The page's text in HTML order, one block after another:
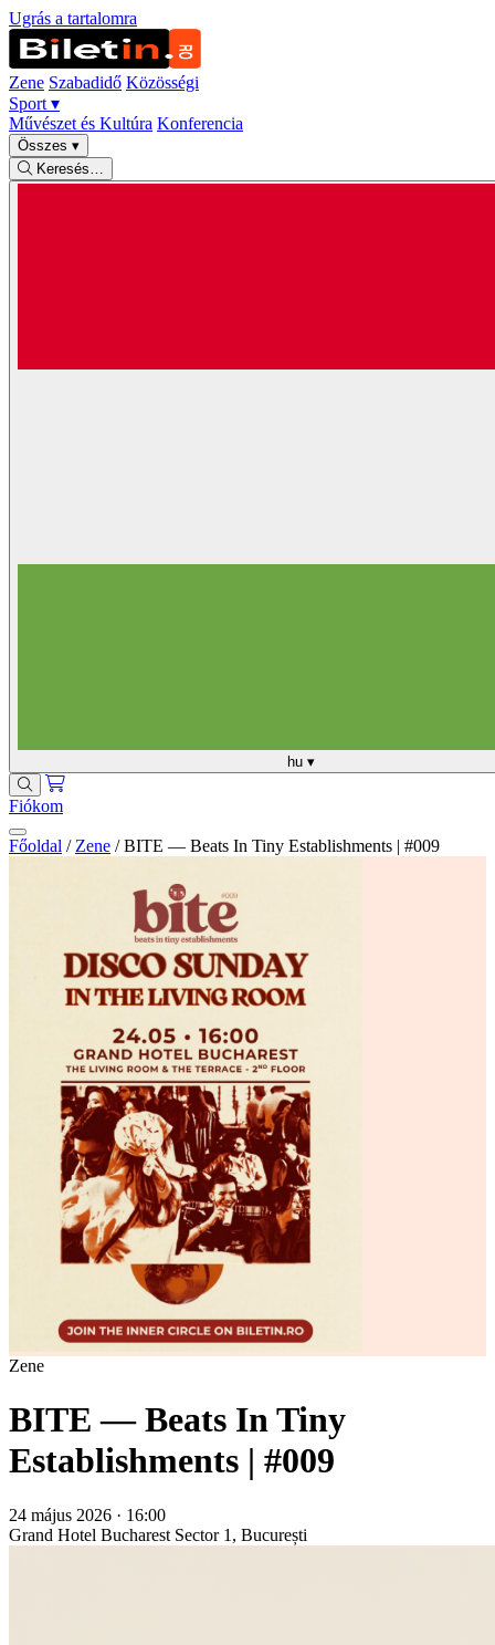
Ugrás a tartalomra
Zene Szabadidő Közösségi
Sport ▾
Művészet és Kultúra Konferencia
Összes ▾
Keresés…
hu ▾
Fiókom
Főoldal / Zene / BITE — Beats In Tiny Establishments | #009
Zene
BITE — Beats In Tiny
Establishments | #009
24 május 2026 · 16:00
Grand Hotel Bucharest Sector 1, București